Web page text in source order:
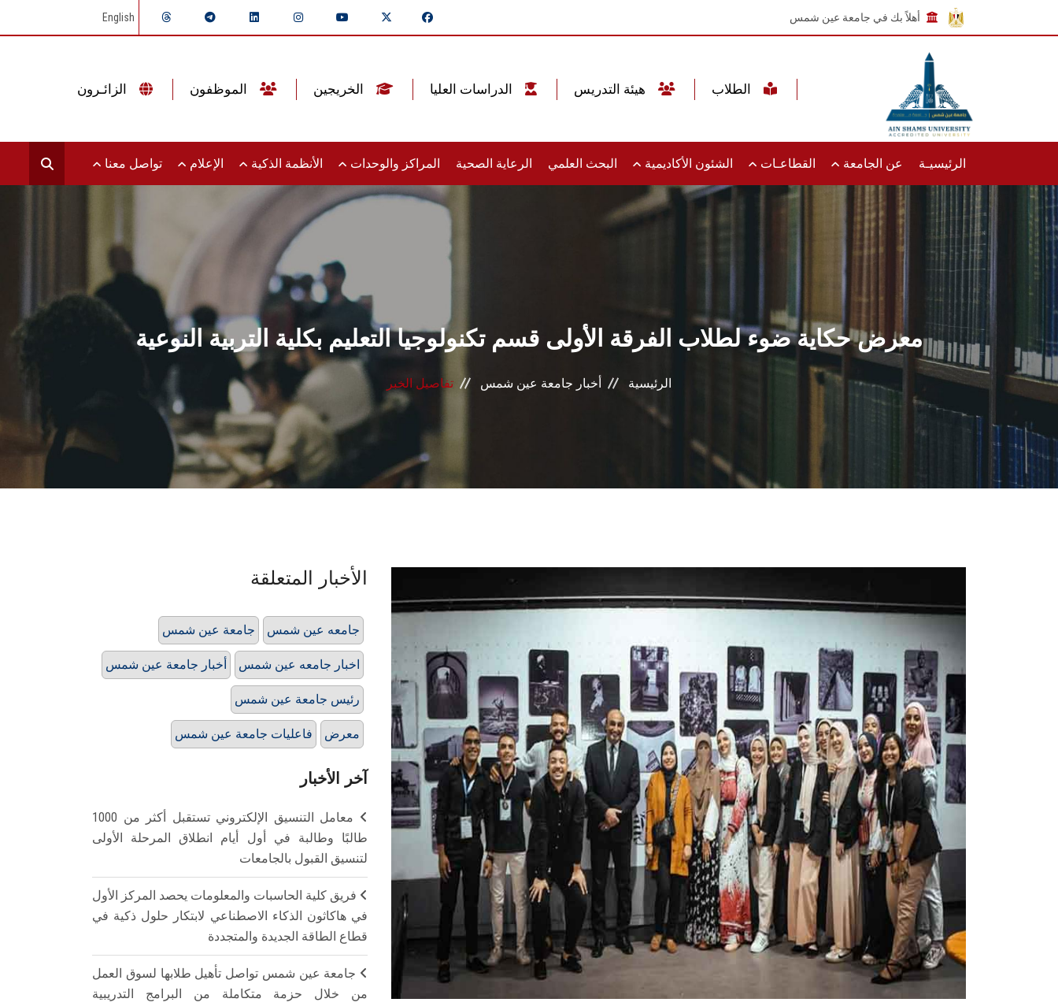
أهلاً بك في جامعة عين شمس English
الرئيسيـة عن الجامعة القطاعـات الشئون الأكاديمية البحث العلمي الرعاية الصحية المراكز والوحدات الأنظمة الذكية الإعلام تواصل معنا
معرض حكاية ضوء لطلاب الفرقة الأولى قسم تكنولوجيا التعليم بكلية التربية النوعية
الرئيسية أخبار جامعة عين شمس تفاصيل الخبر
الأخبار المتعلقة
جامعة عين شمس جامعه عين شمس
أخبار جامعة عين شمس اخبار جامعه عين شمس
رئيس جامعة عين شمس
فاعليات جامعة عين شمس معرض
آخر الأخبار
معامل التنسيق الإلكتروني تستقبل أكثر من 1000
طالبًا وطالبة في أول أيام انطلاق المرحلة الأولى
لتنسيق القبول بالجامعات
فريق كلية الحاسبات والمعلومات يحصد المركز الأول
في هاكاثون الذكاء الاصطناعي لابتكار حلول ذكية في
قطاع الطاقة الجديدة والمتجددة
جامعة عين شمس تواصل تأهيل طلابها لسوق العمل
من خلال حزمة متكاملة من البرامج التدريبية